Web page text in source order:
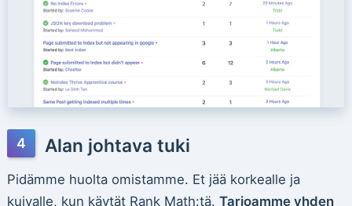
Alan johtava tuki
Pidämme huolta omistamme. Et jää korkealle ja
kuivalle, kun käytät Rank Math:tä. Tarjoamme yhden